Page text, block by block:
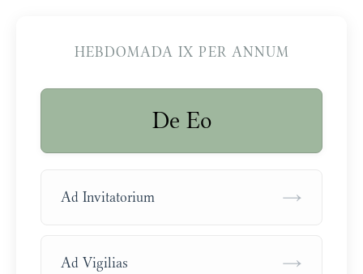
HEBDOMADA IX PER ANNUM
De Eo
Ad Invitatorium →
Ad Vigilias →